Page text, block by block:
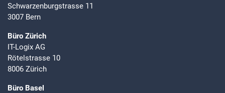
Schwarzenburgstrasse 11
3007 Bern
Büro Zürich
IT-Logix AG
Rötelstrasse 10
8006 Zürich
Büro Basel